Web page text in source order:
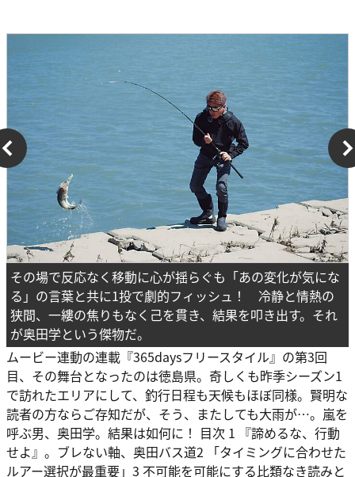
その場で反応なく移動に心が揺らぐも「あの変化が気にな
る」の言葉と共に1投で劇的フィッシュ！ 冷静と情熱の
狭間、一縷の焦りもなく己を貫き、結果を叩き出す。それ
が奥田学という傑物だ。
ムービー連動の連載『365daysフリースタイル』の第3回
目、その舞台となったのは徳島県。奇しくも昨季シーズン1
で訪れたエリアにして、釣行日程も天候もほぼ同様。賢明な
読者の方ならご存知だが、そう、またしても大雨が…。嵐を
呼ぶ男、奥田学。結果は如何に！ 目次 1 『諦めるな、行動
せよ』。ブレない軸、奥田バス道2 「タイミングに合わせた
ルアー選択が最重要」3 不可能を可能にする比類なき読みと